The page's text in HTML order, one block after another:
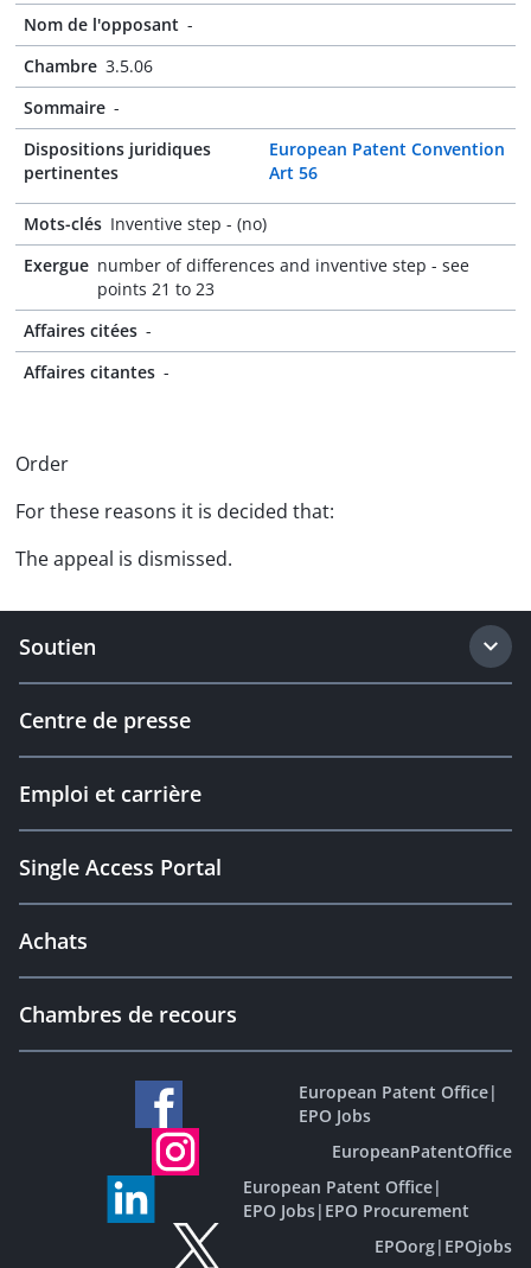
Nom de l'opposant -
Chambre 3.5.06
Sommaire -
Dispositions juridiques
pertinentes
European Patent Convention
Art 56
Mots-clés Inventive step - (no)
Exergue number of differences and inventive step - see
points 21 to 23
Affaires citées -
Affaires citantes -
Order
For these reasons it is decided that:
The appeal is dismissed.
Soutien
Centre de presse
Emploi et carrière
Single Access Portal
Achats
Chambres de recours
European Patent Office|
EPO Jobs
EuropeanPatentOffice
European Patent Office|
EPO Jobs| EPO Procurement
EPOorg| EPOjobs